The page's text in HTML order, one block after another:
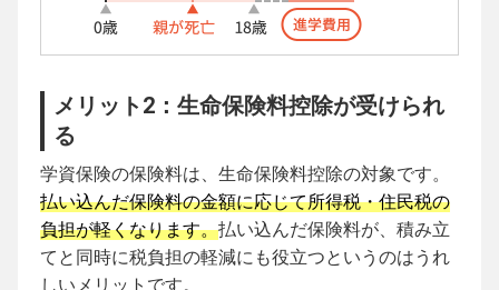
メリット2：生命保険料控除が受けられ
る
学資保険の保険料は、生命保険料控除の対象です。
払い込んだ保険料の金額に応じて所得税・住民税の
負担が軽くなります。払い込んだ保険料が、積み立
てと同時に税負担の軽減にも役立つというのはうれ
しいメリットです。